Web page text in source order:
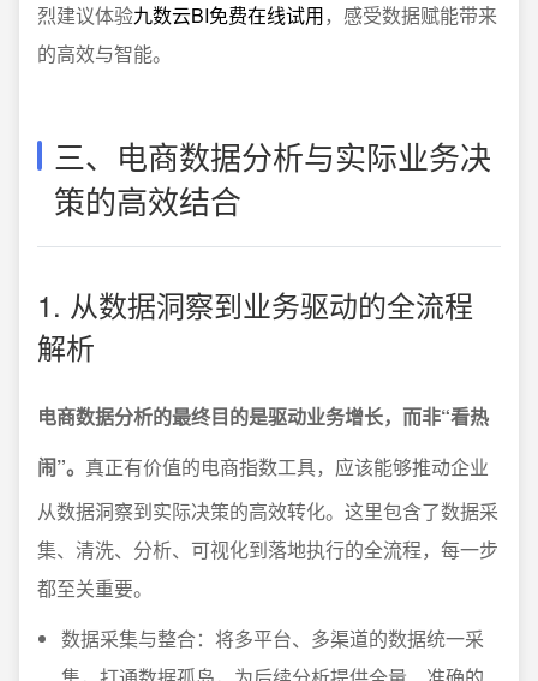
烈建议体验九数云BI免费在线试用，感受数据赋能带来
的高效与智能。
三、电商数据分析与实际业务决
策的高效结合
1. 从数据洞察到业务驱动的全流程
解析
电商数据分析的最终目的是驱动业务增长，而非“看热
闹”。 真正有价值的电商指数工具，应该能够推动企业
从数据洞察到实际决策的高效转化。这里包含了数据采
集、清洗、分析、可视化到落地执行的全流程，每一步
都至关重要。
数据采集与整合：将多平台、多渠道的数据统一采